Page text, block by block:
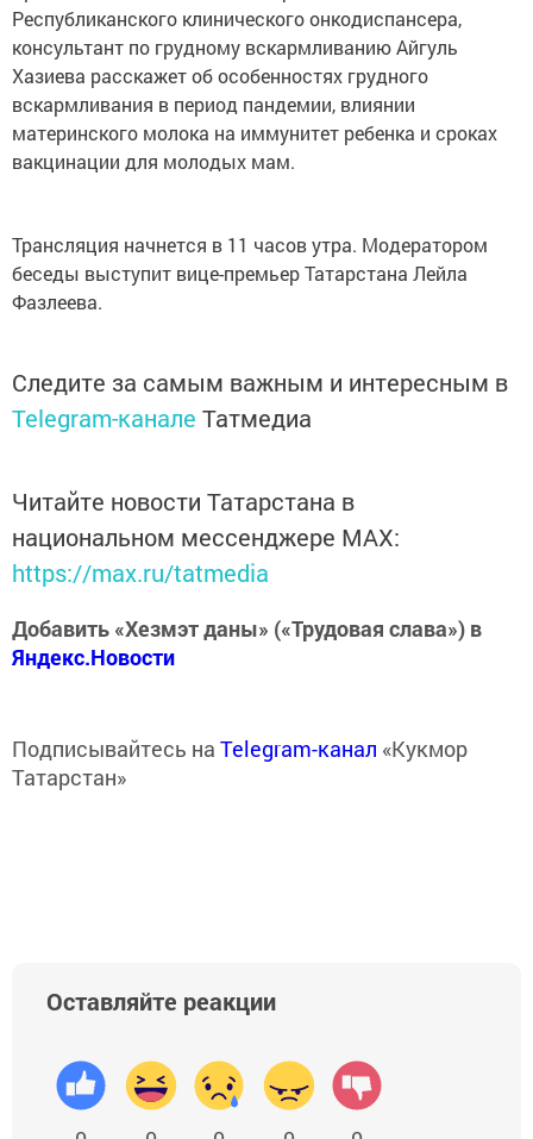
Республиканского клинического онкодиспансера,
консультант по грудному вскармливанию Айгуль
Хазиева расскажет об особенностях грудного
вскармливания в период пандемии, влиянии
материнского молока на иммунитет ребенка и сроках
вакцинации для молодых мам.
Трансляция начнется в 11 часов утра. Модератором
беседы выступит вице-премьер Татарстана Лейла
Фазлеева.
Следите за самым важным и интересным в
Telegram-канале Татмедиа
Читайте новости Татарстана в
национальном мессенджере MАХ:
https://max.ru/tatmedia
Добавить «Хезмэт даны» («Трудовая слава») в
Яндекс.Новости
Подписывайтесь на Telegram-канал «Кукмор
Татарстан»
Оставляйте реакции